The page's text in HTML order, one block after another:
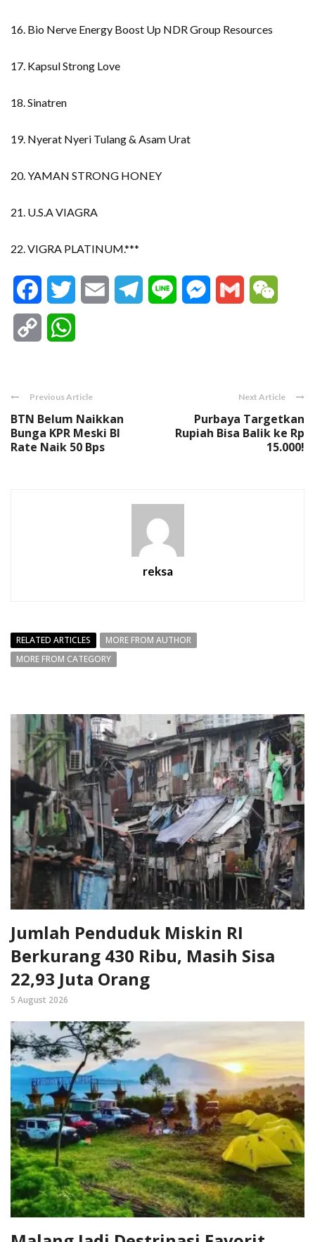
16. Bio Nerve Energy Boost Up NDR Group Resources
17. Kapsul Strong Love
18. Sinatren
19. Nyerat Nyeri Tulang & Asam Urat
20. YAMAN STRONG HONEY
21. U.S.A VIAGRA
22. VIGRA PLATINUM.***
FacebookTwitter Email Telegram
Line Messenger
Gmail
Copy
Previous Article
BTN Belum Naikkan
Bunga KPR Meski BI
Rate Naik 50 Bps
Next Article
Purbaya Targetkan
Rupiah Bisa Balik ke Rp
15.000!
reksa
RELATED ARTICLES
MORE FROM AUTHOR
MORE FROM CATEGORY
Jumlah Penduduk Miskin RI
Berkurang 430 Ribu, Masih Sisa
22,93 Juta Orang
5 August 2026